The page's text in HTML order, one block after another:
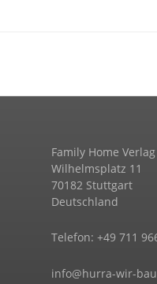
Family Home
Wilhelmsplatz 11
70182 Stuttgart
Deutschland
Telefon: +49 711
info@hurra-wir-